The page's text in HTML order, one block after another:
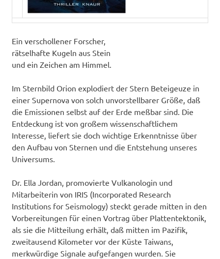
Ein verschollener Forscher,
rätselhafte Kugeln aus Stein
und ein Zeichen am Himmel.
Im Sternbild Orion explodiert der Stern Beteigeuze in
einer Supernova von solch unvorstellbarer Größe, daß
die Emissionen selbst auf der Erde meßbar sind. Die
Entdeckung ist von großem wissenschaftlichem
Interesse, liefert sie doch wichtige Erkenntnisse über
den Aufbau von Sternen und die Entstehung unseres
Universums.
Dr. Ella Jordan, promovierte Vulkanologin und
Mitarbeiterin von IRIS (Incorporated Research
Institutions for Seismology) steckt gerade mitten in den
Vorbereitungen für einen Vortrag über Plattentektonik,
als sie die Mitteilung erhält, daß mitten im Pazifik,
zweitausend Kilometer vor der Küste Taiwans,
merkwürdige Signale aufgefangen wurden. Sie